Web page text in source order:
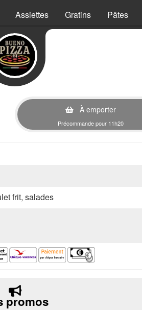
Assiettes Gratins Pâtes
À emporter
Précommande pour 11h20
frit, salades
promos